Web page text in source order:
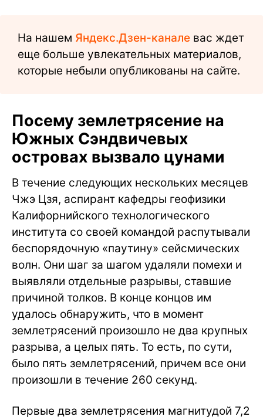
На нашем Яндекс.Дзен-канале вас ждет
еще больше увлекательных материалов,
которые небыли опубликованы на сайте.
Посему землетрясение на
Южных Сэндвичевых
островах вызвало цунами
В течение следующих нескольких месяцев
Чжэ Цзя, аспирант кафедры геофизики
Калифорнийского технологического
института со своей командой распутывали
беспорядочную «паутину» сейсмических
волн. Они шаг за шагом удаляли помехи и
выявляли отдельные разрывы, ставшие
причиной толков. В конце концов им
удалось обнаружить, что в момент
землетрясений произошло не два крупных
разрыва, а целых пять. То есть, по сути,
было пять землетрясений, причем все они
произошли в течение 260 секунд.
Первые два землетрясения магнитудой 7,2